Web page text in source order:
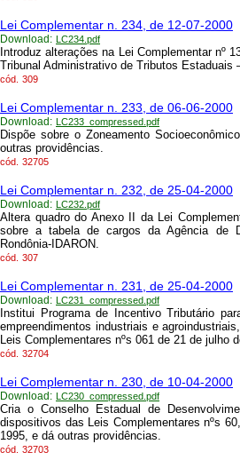
Lei Complementar n. 234, de 12-07-2000
Download: LC234.pdf
Introduz alterações na Lei Complementar nº
Tribunal Administrativo de Tributos Estaduais
cód. 309
Lei Complementar n. 233, de 06-06-2000
Download: LC233_compressed.pdf
Dispõe sobre o Zoneamento
outras providências.
cód. 32705
Lei Complementar n. 232, de 25-04-2000
Download: LC232.pdf
Altera quadro do Anexo II da Lei
sobre a tabela de cargos da Agência de
Rondônia-IDARON.
cód. 307
Lei Complementar n. 231, de 25-04-2000
Download: LC231_compressed.pdf
Institui Programa de Incentivo Tributário
empreendimentos industriais e
Leis Complementares nºs 061 de 21 de julho
cód. 32704
Lei Complementar n. 230, de 10-04-2000
Download: LC230_compressed.pdf
Cria o Conselho Estadual de
dispositivos das Leis Complementares nºs
1995, e dá outras providências.
cód. 32703